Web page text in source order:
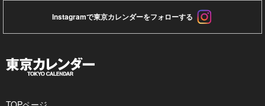
Instagramで東京カレンダーをフォローする